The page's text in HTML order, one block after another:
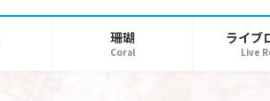
珊瑚
Coral
ライブ
Live